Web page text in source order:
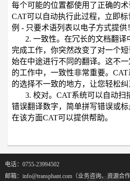
每个可能的位置都使用了正确的术
CAT可以自动执行此过程，立即
例 - 只要术语列表以电子方式提供
2. 一致性。在冗长的文档翻
完成工作，你突然改变了对一个
始在中途进行不同的翻译。这不
的工作中，一致性非常重要。
的选择不一致的地方，让您轻松纠
3. 校对。CAT系统可以自动扫
错误翻译数字，简单拼写错误或标
在该方面CAT可以提供帮助。
电话：0755-23994502
邮箱：info@transphant.com（业务咨询、资源合作